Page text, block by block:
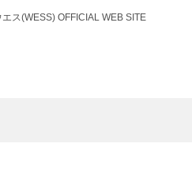
ス(WESS) OFFICIAL WEB SITE